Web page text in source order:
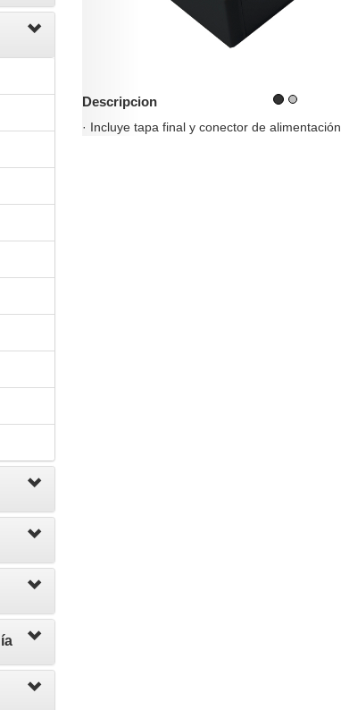
Descripcion
· Incluye tapa final y conector de alimentación